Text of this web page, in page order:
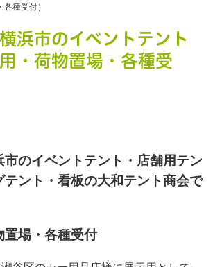
種受付）
浜市のイベントテント
・荷物置場・各種受
市のイベントテント・店舗用テン
テント・看板の大和テント商会で
置場・各種受付